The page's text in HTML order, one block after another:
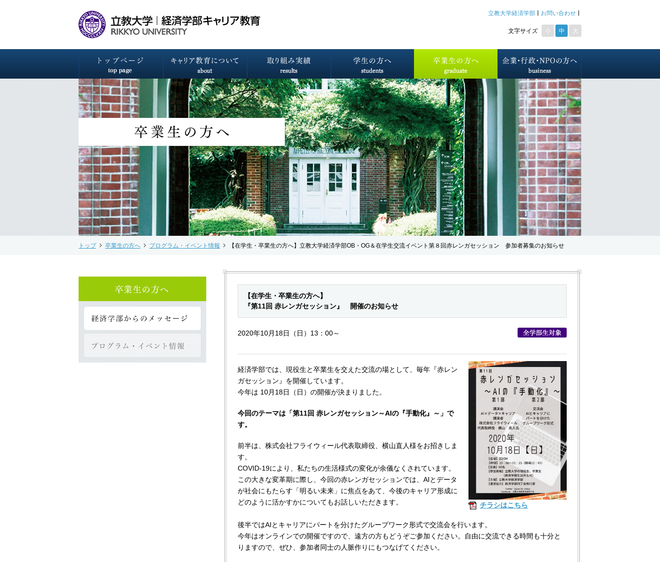
立教大学経済学部 お問い合わせ
文字サイズ 小 中 大
トップ 卒業生の方へ プログラム・イベント情報 【在学生・卒業生の方へ】立教大学経済学部OB・OG＆在学生交流イベント第８回赤レンガセッション 参加者募集のお知らせ
【在学生・卒業生の方へ】
『第11回 赤レンガセッション』 開催のお知らせ
2020年10月18日（日）13：00～
チラシはこちら
経済学部では、現役生と卒業生を交えた交流の場として、毎年『赤レン
ガセッション』を開催しています。
今年は 10月18日（日）の開催が決まりました。
今回のテーマは「第11回 赤レンガセッション～AIの『手動化』～」で
す。
前半は、株式会社フライウィール代表取締役、横山直人様をお招きしま
す。
COVID-19により、私たちの生活様式の変化が余儀なくされています。
この大きな変革期に際し、今回の赤レンガセッションでは、AIとデータ
が社会にもたらす「明るい未来」に焦点をあて、今後のキャリア形成に
どのように活かすかについてもお話しいただきます。
後半ではAIとキャリアにパートを分けたグループワーク形式で交流会を行います。
今年はオンラインでの開催ですので、遠方の方もどうぞご参加ください。自由に交流できる時間も十分と
りますので、ぜひ、参加者同士の人脈作りにもつなげてください。